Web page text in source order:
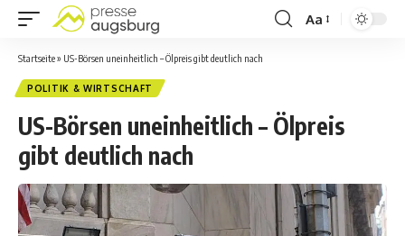
Aa
Startseite» US-Börsen uneinheitlich – Ölpreis gibt deutlich nach
POLITIK & WIRTSCHAFT
US-Börsen uneinheitlich – Ölpreis
gibt deutlich nach